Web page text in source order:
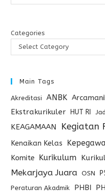
Categories
Select Category
Main Tags
Akreditasi ANBK
Ekstrakurikuler HUT RI
KEAGAMAAN Kegiatan
Kenaikan Kelas
Komite Kurikulum
Mekarjaya Juara OSN
Peraturan Akadmik PHBI